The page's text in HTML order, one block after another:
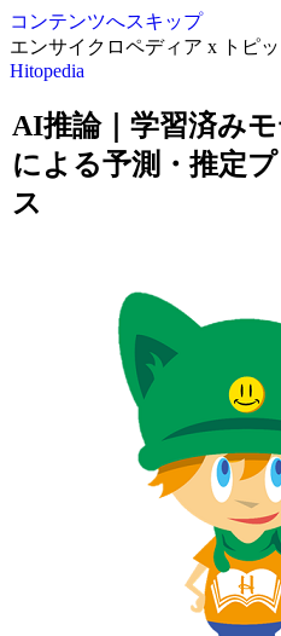
コンテンツへスキップ
エンサイクロペディア x トピ
Hitopedia
AI推論｜学習済み
による予測・推定
ス